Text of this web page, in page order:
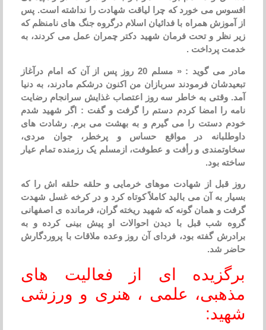
افسوس می خورد که چرا لیاقت شهادت را نداشته است. پس
از آموزش همراه با فدائیان اسلام درگروه جنگ های نامنظم که
زیر نظر و تحت فرمان شهید دکتر چمران عمل می کردند، به
خدمت پرداخت .
مادر می گوید : « مسلم 20 روز پس از آن که امام درآغاز
تبعیدشان فرمودند سربازان من اکنون درشکم مادرند، به دنیا
آمد. وقتی به خاطر سه روز اعتصاب غذایش سرانجام رضایت
نامه را امضا کردم دستم را گرفت و گفت : اگر شهید شدم
خودم دستت را می گیرم و به بهشت می برم. رشادت های
داوطلبانه در مواقع حساس و پرخطر، جوان مردی،
سخاوتمندی و رأفت و عطوفت، ازمسلم یک رزمنده تمام عیار
ساخته بود.
روز قبل از شهادت موهای خرمایی و حلقه حلقه اش را که
بسیار به آن می بالید کاملاً کوتاه کرد و در کرخه غسل شهدت
گرفت و همان گونه که شهید ریخته گران، فرمانده ی اصفهانی
گروه شب قبل با دیدن احوالات او پیش بینی کرده و به
برادرش گفته بود، فردای آن روز وعده ملاقات با پروردگارش
حاضر شد.
برگزیده ای از فعالیت های
مذهبی، علمی ، هنری و ورزشی
شهید: